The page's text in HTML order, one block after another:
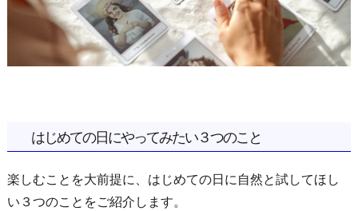
はじめての日にやってみたい３つのこと
楽しむことを大前提に、はじめての日に自然と試してほし
い３つのことをご紹介します。